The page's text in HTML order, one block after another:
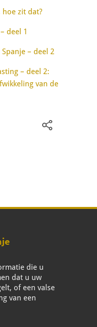
hoe zit dat?
deel 1
– deel 2
– deel 2:
van de
die u
dat u uw
of een valse
van een